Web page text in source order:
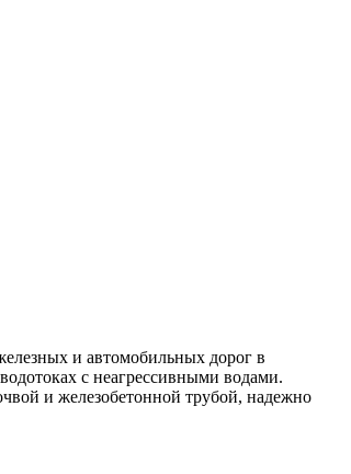
и автомобильных дорог в
с неагрессивными водами.
и железобетонной трубой, надежно